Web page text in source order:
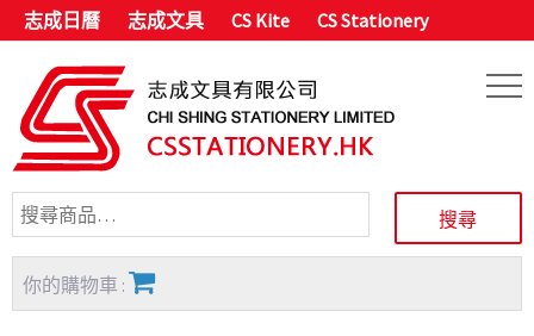
志成日曆 志成文具 CS Kite CS Stationery
你的購物車 :